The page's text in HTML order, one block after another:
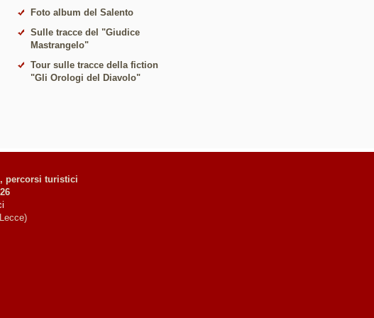
Foto album del Salento
Sulle tracce del "Giudice
Mastrangelo"
Tour sulle tracce della fiction
"Gli Orologi del Diavolo"
percorsi turistici